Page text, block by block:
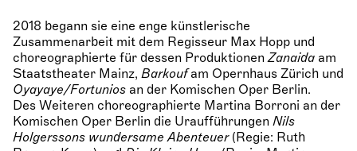
2018 begann sie eine enge künstlerische
Zusammenarbeit mit dem Regisseur Max Hopp und
choreographierte für dessen ProduktionenZanaida am
Staatstheater Mainz, Barkoufam Opernhaus Zürich und
Oyayaye/Fortunios an der Komischen Oper Berlin.
Des Weiteren choreographierte Martina Borroni an der
Komischen Oper Berlin die Uraufführungen Nils
Holgerssons wundersame Abenteuer (Regie: Ruth